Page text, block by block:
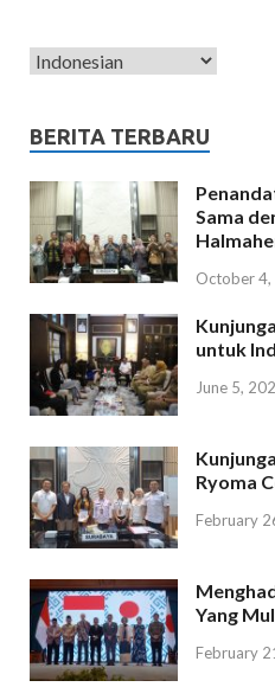
BERITA TERBARU
Sama
October
untuk
June 5,
Ryoma
February
Yang
February